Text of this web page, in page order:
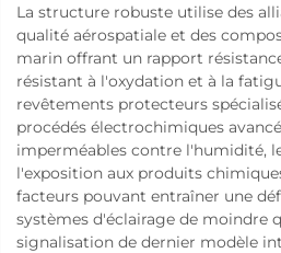
La structure robuste utilise des
qualité aérospatiale et des
marin offrant un rapport
résistant à l'oxydation et à la
revêtements protecteurs
procédés électrochimiques
imperméables contre l'humidité,
l'exposition aux produits
facteurs pouvant entraîner une
systèmes d'éclairage de moindre
signalisation de dernier modèle